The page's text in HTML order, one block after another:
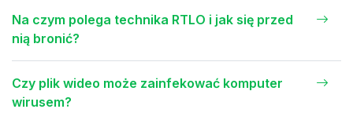
Na czym polega technika RTLO i jak się przed
nią bronić?
Czy plik wideo może zainfekować komputer
wirusem?